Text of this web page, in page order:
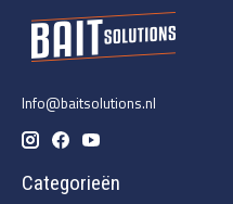
Info@baitsolutions.nl
Categorieën